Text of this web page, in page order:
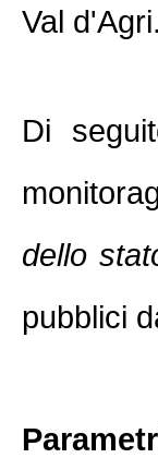
Val d'Agri.
Di
dello
pubblici